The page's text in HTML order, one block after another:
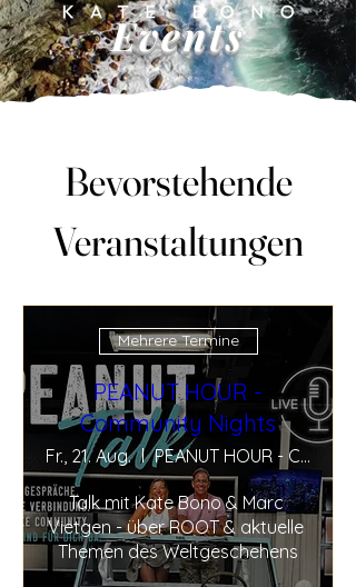
Events
Bevorstehende
Veranstaltungen
Mehrere Termine
PEANUT HOUR -
Community Nights
Fr., 21. Aug. PEANUT HOUR - Community Nights
Talk mit Kate Bono & Marc
Vietgen - über ROOT & aktuelle
Themen des Weltgeschehens